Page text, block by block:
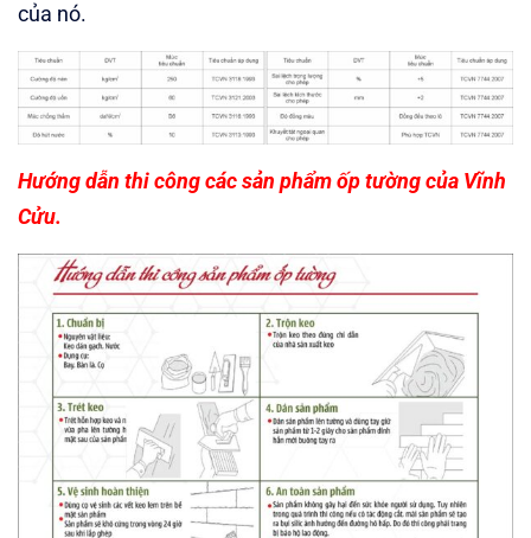
của nó.
Hướng dẫn thi công các sản phẩm ốp tường của Vĩnh
Cửu.